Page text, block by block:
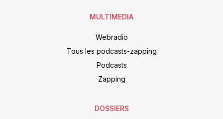
MULTIMEDIA
Webradio
Tous les podcasts-zapping
Podcasts
Zapping
DOSSIERS